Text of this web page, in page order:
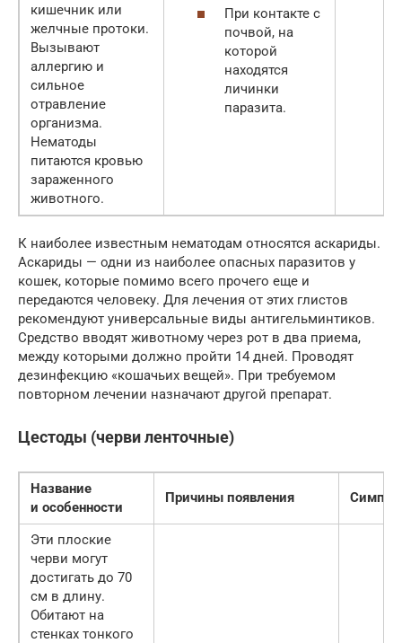
кишечник или
желчные протоки.
Вызывают
аллергию и
сильное
отравление
организма.
Нематоды
питаются кровью
зараженного
животного.
При контакте с
почвой, на
которой
находятся
личинки
паразита.
К наиболее известным нематодам относятся аскариды.
Аскариды — одни из наиболее опасных паразитов у
кошек, которые помимо всего прочего еще и
передаются человеку. Для лечения от этих глистов
рекомендуют универсальные виды антигельминтиков.
Средство вводят животному через рот в два приема,
между которыми должно пройти 14 дней. Проводят
дезинфекцию «кошачьих вещей». При требуемом
повторном лечении назначают другой препарат.
Цестоды (черви ленточные)
Название
и особенности
Причины появления
Эти плоские
черви могут
достигать до 70
см в длину.
Обитают на
стенках тонкого